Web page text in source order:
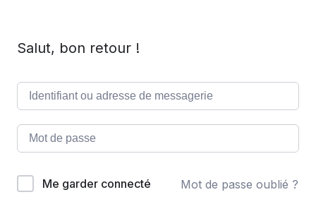
Salut, bon retour !
Me garder connecté Mot de passe oublié ?